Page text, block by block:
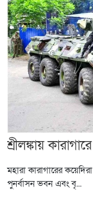
শ্রীলঙ্কায়
মহারা কারাগারের
পুনর্বাসন ভবন এবং বৃ...